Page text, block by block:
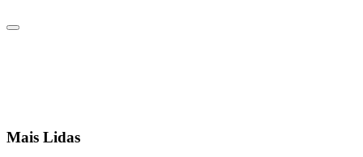
Mais Lidas